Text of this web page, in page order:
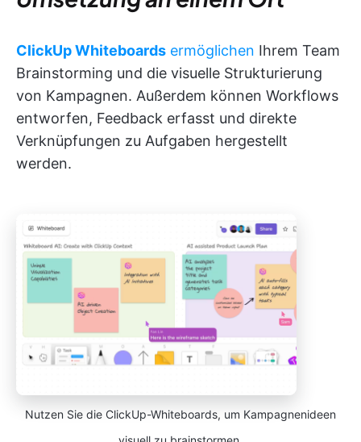
ClickUp Whiteboards ermöglichen Ihrem Team
Brainstorming und die visuelle Strukturierung
von Kampagnen. Außerdem können Workflows
entworfen, Feedback erfasst und direkte
Verknüpfungen zu Aufgaben hergestellt
werden.
Nutzen Sie die ClickUp-Whiteboards, um Kampagnenideen